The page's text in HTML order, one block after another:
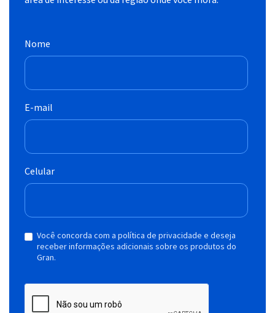
Nome
E-mail
Celular
Você concorda com a política de privacidade e deseja
receber informações adicionais sobre os produtos do
Gran.